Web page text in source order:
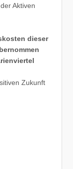
Aktiven
dieser
Zukunft